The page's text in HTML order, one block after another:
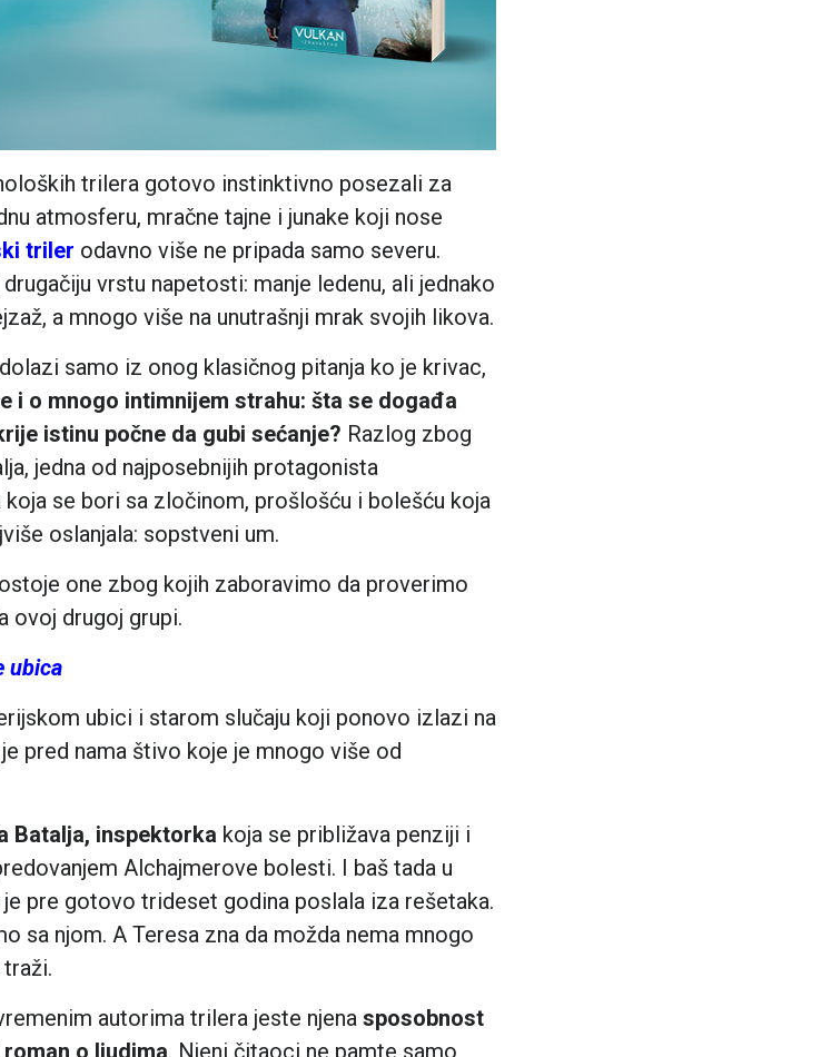
trilera gotovo instinktivno posezali za
atmosferu, mračne tajne i junake koji nose
triler odavno više ne pripada samo severu.
vrstu napetosti: manje ledenu, ali jednako
a mnogo više na unutrašnji mrak svojih likova.
samo iz onog klasičnog pitanja ko je krivac,
i o mnogo intimnijem strahu: šta se događa
istinu počne da gubi sećanje? Razlog zbog
jedna od najposebnijih protagonista
se bori sa zločinom, prošlošću i bolešću koja
oslanjala: sopstveni um.
one zbog kojih zaboravimo da proverimo
ovoj drugoj grupi.
ubica
ubici i starom slučaju koji ponovo izlazi na
pred nama štivo koje je mnogo više od
Batalja, inspektorka koja se približava penziji i
Alchajmerove bolesti. I baš tada u
pre gotovo trideset godina poslala iza rešetaka.
sa njom. A Teresa zna da možda nema mnogo
autorima trilera jeste njena sposobnost
o ljudima. Njeni čitaoci ne pamte samo